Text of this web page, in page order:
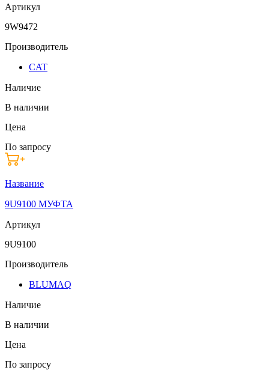
Артикул
9W9472
Производитель
CAT
Наличие
В наличии
Цена
По запросу
Название
9U9100 МУФТА
Артикул
9U9100
Производитель
BLUMAQ
Наличие
В наличии
Цена
По запросу